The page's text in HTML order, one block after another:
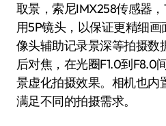
取景，索尼IMX258传感器
用5P镜头，以保证更精细
像头辅助记录景深等拍摄数
后对焦，在光圈F1.0到F8.0
景虚化拍摄效果。相机也内
满足不同的拍摄需求。